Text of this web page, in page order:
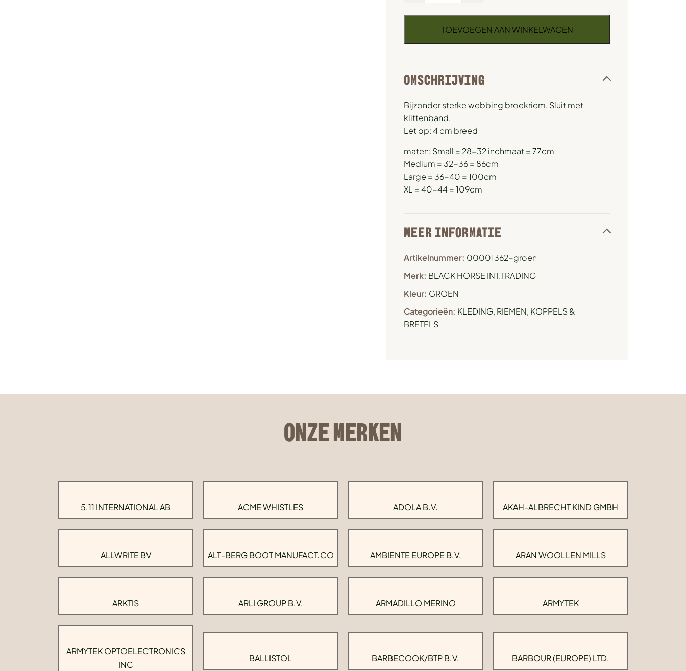
TOEVOEGEN AAN WINKELWAGEN
OMSCHRIJVING
Bijzonder sterke webbing broekriem. Sluit met
klittenband.
Let op: 4 cm breed
maten: Small = 28-32 inchmaat = 77cm
Medium = 32-36 = 86cm
Large = 36-40 = 100cm
XL = 40-44 = 109cm
MEER INFORMATIE
Artikelnummer: 00001362-groen
Merk: BLACK HORSE INT.TRADING
Kleur: GROEN
Categorieën: KLEDING, RIEMEN, KOPPELS &
BRETELS
ONZE MERKEN
5.11 INTERNATIONAL AB ACME WHISTLES ADOLA B.V. AKAH-ALBRECHT KIND GMBH
ALLWRITE BV ALT-BERG BOOT MANUFACT.CO AMBIENTE EUROPE B.V. ARAN WOOLLEN MILLS
ARKTIS ARLI GROUP B.V. ARMADILLO MERINO ARMYTEK
ARMYTEK OPTOELECTRONICS
INC
BALLISTOL BARBECOOK/BTP B.V. BARBOUR (EUROPE) LTD.